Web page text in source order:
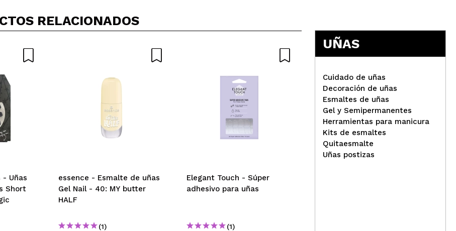
RELACIONADOS
- Uñas
Short
essence - Esmalte de uñas
Gel Nail - 40: MY butter
HALF
(1)
Elegant Touch - Súper
adhesivo para uñas
(1)
Elegant Touch - Uñas
Postizas Natural French -
103: Medium Pink
UÑAS
Cuidado de uñas
Decoración de uñas
Esmaltes de uñas
Gel y Semipermanentes
Herramientas para manicura
Kits de esmaltes
Quitaesmalte
Uñas postizas